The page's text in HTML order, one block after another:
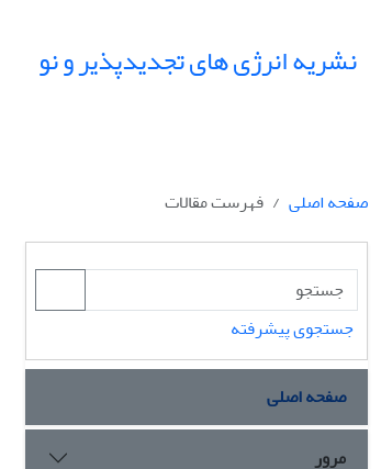
نشریه انرژی های تجدیدپذیر و نو
صفحه اصلی
فهرست مقالات
جستجوی پیشرفته
صفحه اصلی
مرور